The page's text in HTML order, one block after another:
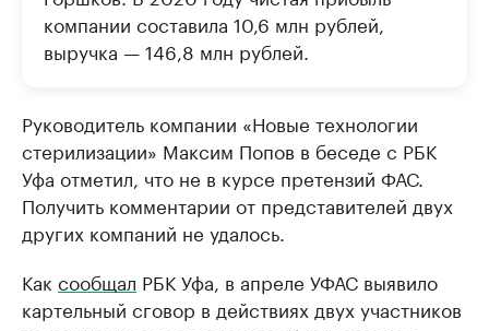
компании составила 10,6 млн рублей,
выручка — 146,8 млн рублей.
Руководитель компании «Новые технологии
стерилизации» Максим Попов в беседе с РБК
Уфа отметил, что не в курсе претензий ФАС.
Получить комментарии от представителей двух
других компаний не удалось.
Как сообщал РБК Уфа, в апреле УФАС выявило
картельный сговор в действиях двух участников